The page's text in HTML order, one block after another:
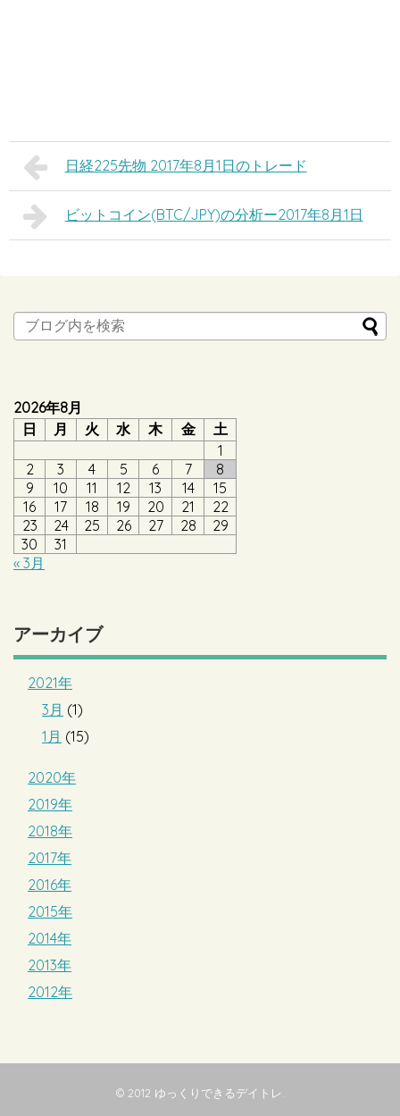
日経225先物 2017年8月1日のトレード
ビットコイン(BTC/JPY)の分析ー2017年8月1日
2026年8月
日
月 火 水 木 金
土
1
2
3 4 5 6 7
8
9
10 11 12 13 14
15
16
17 18 19 20 21
22
23
24 25 26 27 28
29
30
31
« 3月
アーカイブ
2021年
3月 (1)
1月 (15)
2020年
2019年
2018年
2017年
2016年
2015年
2014年
2013年
2012年
© 2012 ゆっくりできるデイトレ.